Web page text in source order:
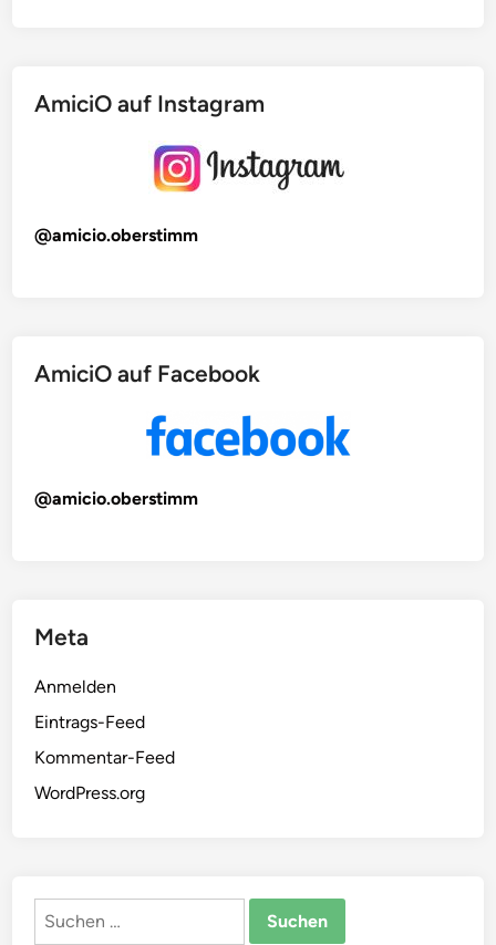
AmiciO auf Instagram
@amicio.oberstimm
AmiciO auf Facebook
@amicio.oberstimm
Meta
Anmelden
Eintrags-Feed
Kommentar-Feed
WordPress.org
Suchen